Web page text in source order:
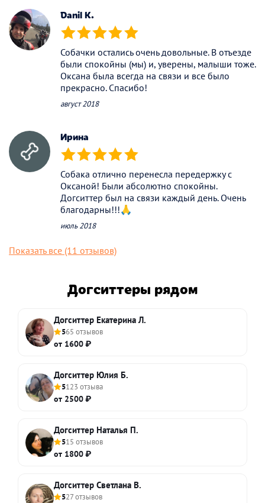
Danil K.
(*) (*) (*) (*) (*)
Собачки остались очень довольные. В отъезде
были спокойны (мы) и, уверены, малыши тоже.
Оксана была всегда на связи и все было
прекрасно. Спасибо!
август 2018
Ирина
(*) (*) (*) (*) (*)
Собака отлично перенесла передержку с
Оксаной! Были абсолютно спокойны.
Догситтер был на связи каждый день. Очень
благодарны!!!🙏
июль 2018
Показать все (11 отзывов)
Догситтеры рядом
Догситтер Екатерина Л.
565 отзывов
от 1600 ₽
Догситтер Юлия Б.
5123 отзыва
от 2500 ₽
Догситтер Наталья П.
515 отзывов
от 1800 ₽
Догситтер Светлана В.
527 отзывов